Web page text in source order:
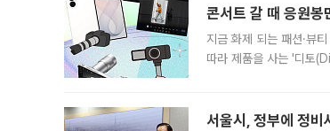
콘서트 갈 때 응원
지금 화제 되는 패션·뷰
따라 제품을 사는 '디토
서울시, 정부에 정